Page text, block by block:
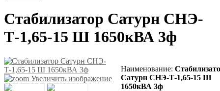
Стабилизатор Сатурн СНЭ-
Т-1,65-15 Ш 1650кВА 3ф
Увеличить изображение
Наименование:
Сатурн СНЭ-Т-1,65-15 Ш
1650кВА 3ф